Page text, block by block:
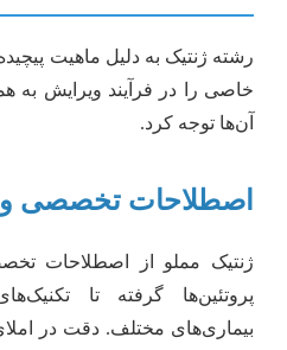
رشته ژنتیک به دلیل ماهیت
خاصی را در فرآیند ویرایش به
آن‌ها توجه کرد.
اصطلاحات تخصصی و
ژنتیک مملو از اصطلاحات
پروتئین‌ها گرفته تا
بیماری‌های مختلف. دقت در